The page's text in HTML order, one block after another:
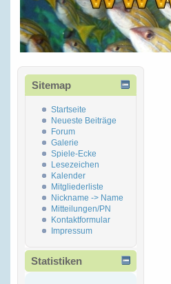
Sitemap
Startseite
Neueste Beiträge
Forum
Galerie
Spiele-Ecke
Lesezeichen
Kalender
Mitgliederliste
Nickname -> Name
Mitteilungen/PN
Kontaktformular
Impressum
Statistiken